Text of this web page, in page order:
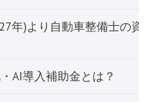
AI導入補助金とは？
年)より自動車整備士の資